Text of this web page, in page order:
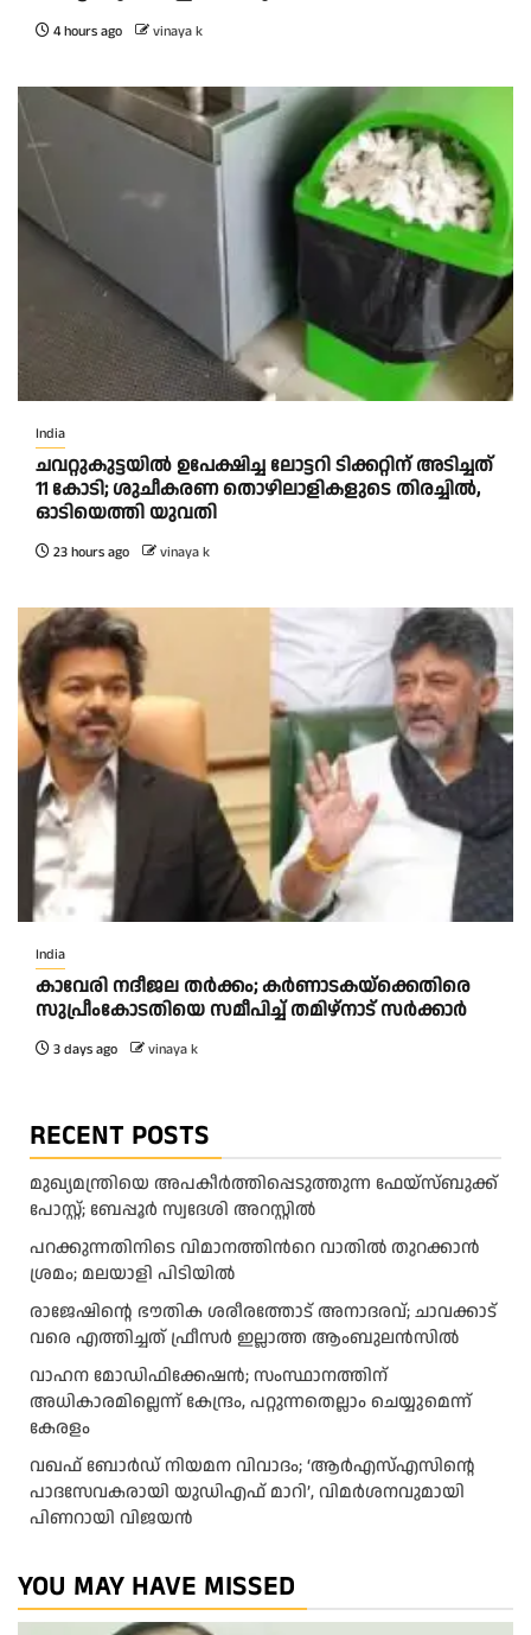
4 hours ago vinaya k
India
ചവറ്റുകുട്ടയിൽ ഉപേക്ഷിച്ച ലോട്ടറി ടിക്കറ്റിന് അടിച്ചത്
11 കോടി; ശുചീകരണ തൊഴിലാളികളുടെ തിരച്ചിൽ,
ഓടിയെത്തി യുവതി
23 hours ago vinaya k
India
കാവേരി നദീജല തര്‍ക്കം; കര്‍ണാടകയ്‌ക്കെതിരെ
സുപ്രീംകോടതിയെ സമീപിച്ച് തമിഴ്‌നാട് സർക്കാർ
3 days ago vinaya k
RECENT POSTS
മുഖ്യമന്ത്രിയെ അപകീർത്തിപ്പെടുത്തുന്ന ഫേയ്സ്ബുക്ക്
പോസ്റ്റ്; ബേപ്പൂർ സ്വദേശി അറസ്റ്റിൽ
പറക്കുന്നതിനിടെ വിമാനത്തിന്‍റെ വാതിൽ തുറക്കാൻ
ശ്രമം; മലയാളി പിടിയിൽ
രാജേഷിന്റെ ഭൗതിക ശരീരത്തോട് അനാദരവ്; ചാവക്കാട്
വരെ എത്തിച്ചത് ഫ്രീസര്‍ ഇല്ലാത്ത ആംബുലന്‍സില്‍
വാഹന മോഡിഫിക്കേഷൻ; സംസ്ഥാനത്തിന്
അധികാരമില്ലെന്ന് കേന്ദ്രം, പറ്റുന്നതെല്ലാം ചെയ്യുമെന്ന്
കേരളം
വഖഫ് ബോര്‍ഡ് നിയമന വിവാദം; ‘ആര്‍എസ്എസിന്റെ
പാദസേവകരായി യുഡിഎഫ് മാറി’, വിമര്‍ശനവുമായി
പിണറായി വിജയന്‍
YOU MAY HAVE MISSED